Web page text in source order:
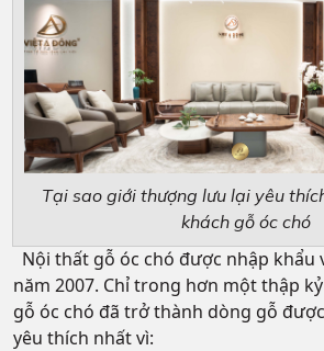
Tại sao giới thượng lưu lại yêu
khách gỗ óc chó
Nội thất gỗ óc chó được nhập khẩu
năm 2007. Chỉ trong hơn một thập
gỗ óc chó đã trở thành dòng gỗ
yêu thích nhất vì: